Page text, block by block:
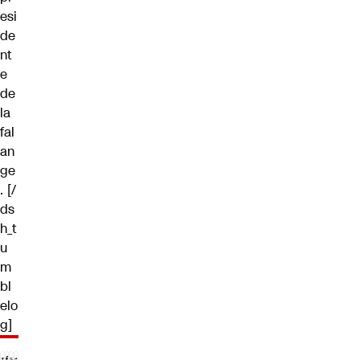
esi
de
nt
e
de
la
fal
an
ge
. [/
ds
h_t
u
m
bl
elo
g]